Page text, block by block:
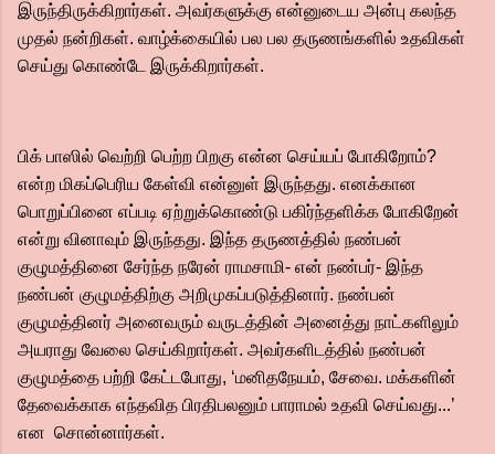
இருந்திருக்கிறார்கள்.‌ அவர்களுக்கு என்னுடைய அன்பு கலந்த
முதல் நன்றிகள். வாழ்க்கையில் பல பல தருணங்களில் உதவிகள்
செய்து கொண்டே இருக்கிறார்கள்.
பிக் பாஸில் வெற்றி பெற்ற பிறகு என்ன செய்யப் போகிறோம்?
என்ற மிகப்பெரிய கேள்வி என்னுள் இருந்தது. எனக்கான
பொறுப்பினை எப்படி ஏற்றுக்கொண்டு பகிர்ந்தளிக்க போகிறேன்
என்று வினாவும் இருந்தது. இந்த தருணத்தில் நண்பன்
குழுமத்தினை‌ சேர்ந்த நரேன் ராமசாமி- என் நண்பர்- இந்த
நண்பன் குழுமத்திற்கு அறிமுகப்படுத்தினார்.‌ நண்பன்
குழுமத்தினர் அனைவரும் வருடத்தின் அனைத்து நாட்களிலும்
அயராது வேலை செய்கிறார்கள்.‌ அவர்களிடத்தில் நண்பன்
குழுமத்தை பற்றி கேட்டபோது, ‘மனிதநேயம், சேவை. மக்களின்
தேவைக்காக எந்தவித பிரதிபலனும் பாராமல் உதவி செய்வது...’
என சொன்னார்கள்.